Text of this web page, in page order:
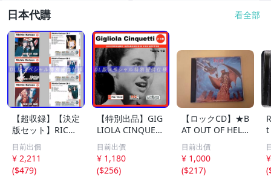
日本代購 看全部
【超収録】【決定
版セット】RICHI
E KOTZEN CD1+
2+3 厳選プレミア
音源集 MP3CD-D
LVer 3ディスク⊿
目前出價
¥ 2,211
($479)
【特別出品】GIG
LIOLA CINQUET
TI 〔パート1〕 C
D1&2 精選集 音
楽DL(MP3CD) 2D
ISC〆
目前出價
¥ 1,180
($256)
【ロックCD】★B
AT OUT OF HELL
II: BACK INTO H
ELL ☆ MEAT L
OAF ミート・ロ
ーフ
目前出價
¥ 1,000
($217)
t
(